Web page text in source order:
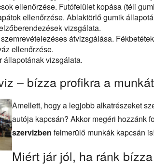
ellenőrzése. Futófelület kopása (téli
ellenőrzése. Ablaktörlő gumik
vizsgálata.
átvizsgálása.
ellenőrzése.
állapotának vizsgálata.
– bízza profikra a
Amellett, hogy a legjobb alkatrészeket
autója kapcsán? Akkor megéri hozzánk
szervizben felmerülő munkák kapcsán is!
Miért jár jól, ha ránk